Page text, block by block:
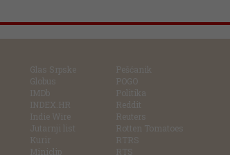
Glas Srpske
Globus
IMDb
INDEX.HR
Indie Wire
Jutarnji list
Kurir
Miniclip
Pešćanik
POGO
Politika
Reddit
Reuters
Rotten Tomatoes
RTRS
RTS